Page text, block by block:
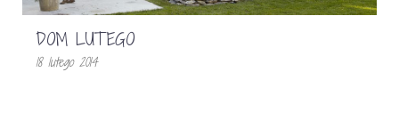
DOM LUTEGO
18 lutego 2014